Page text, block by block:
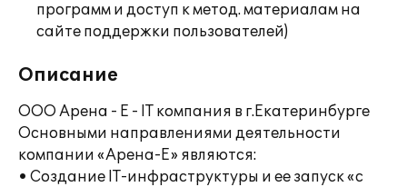
программ и доступ к метод. материалам на
сайте поддержки пользователей)
Описание
ООО Арена - Е - IT компания в г.Екатеринбурге
Основными направлениями деятельности
компании «Арена-Е» являются:
• Создание IT-инфраструктуры и ее запуск «с